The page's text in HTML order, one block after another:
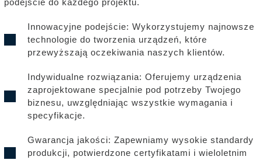
podejście do każdego projektu.
Innowacyjne podejście: Wykorzystujemy najnowsze
technologie do tworzenia urządzeń, które
przewyższają oczekiwania naszych klientów.
Indywidualne rozwiązania: Oferujemy urządzenia
zaprojektowane specjalnie pod potrzeby Twojego
biznesu, uwzględniając wszystkie wymagania i
specyfikacje.
Gwarancja jakości: Zapewniamy wysokie standardy
produkcji, potwierdzone certyfikatami i wieloletnim